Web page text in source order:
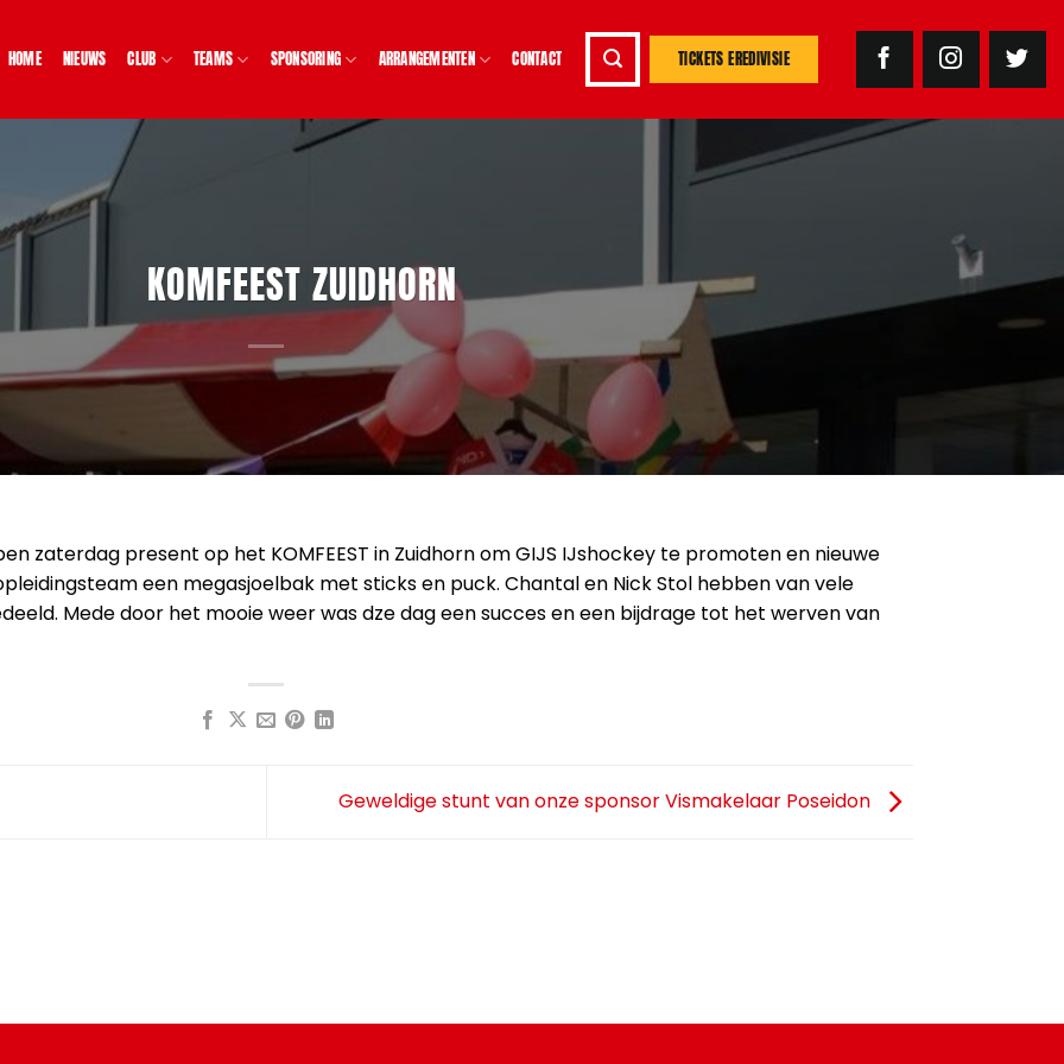
HOME NIEUWS CLUB TEAMS SPONSORING ARRANGEMENTEN CONTACT TICKETS EREDIVISIE
KOMFEEST ZUIDHORN
zaterdag present op het KOMFEEST in Zuidhorn om GIJS IJshockey te promoten en nieuwe
een megasjoelbak met sticks en puck. Chantal en Nick Stol hebben van vele
Mede door het mooie weer was dze dag een succes en een bijdrage tot het werven van
Geweldige stunt van onze sponsor Vismakelaar Poseidon